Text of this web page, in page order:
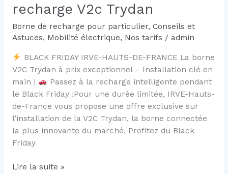
recharge V2c Trydan
Borne de recharge pour particulier, Conseils et
Astuces, Mobilité électrique, Nos tarifs / admin
BLACK FRIDAY IRVE-HAUTS-DE-FRANCE La borne
V2C Trydan à prix exceptionnel – Installation clé en
main !
Passez à la recharge intelligente pendant
le Black Friday !Pour une durée limitée, IRVE-Hauts-
de-France vous propose une offre exclusive sur
l’installation de la V2C Trydan, la borne connectée
la plus innovante du marché. Profitez du Black
Friday
Black
Lire la suite »